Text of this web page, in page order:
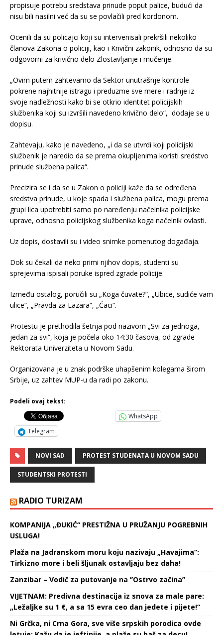
propisuje potrebu sredstava prinude poput palice, budući da
nisu bili nasilni već da su se povlačili pred kordonom.
Ocenili da su policajci koji su intervenisali prekršili nekoliko
članova Zakona o policiji, kao i Krivični zakonik, odnosno da su
odgovorni za krivično delo Zlostavljanje i mučenje.
„Ovim putem zahtevamo da Sektor unutrašnje kontrole
pokrene najhitnije istragu i preduzme sve mere i radnje iz
svoje nadležnosti kako bi se otkrio identitet policijskih
službenika koji su izvršili navedeno krivično delo“, dodaje se u
dopisu.
Zahtevaju, kako je navedeno, „i da se utvrdi koji policijski
službenik je naredio da se prema okupljenima koristi sredstvo
prinude službena palica“.
Precizira se i da se u Zakon o policiji kaže da se određena
sredstva prinude, u koje spada i službena palica, mogu prema
grupi lica upotrebiti samo po naređenju načelnika policijske
uprave, odnosno policijskog službenika koga načelnik ovlasti.
Uz dopis, dostavili su i video snimke pomenutog događaja.
Dok su čekali da neko primi njihov dopis, studenti su
sprejevima ispisali poruke ispred zgrade policije.
Između ostalog, poručili su „Koga čuvate?“, „Ubice, sudiće vam
ulice“, „Pravda za Lazara“, „Ćaci“.
Protestu je prethodila šetnja pod nazivom „Svi za jednoga,
jedan za svi“, koja je počela oko 14:30 časova, od zgrade
Rektorata Univerziteta u Novom Sadu.
Organizovana je u znak podrške uhapšenim kolegama širom
Srbije, uz zahtev MUP-u da radi po zakonu.
Podeli ovaj tekst:
WhatsApp
Telegram
NOVI SAD PROTEST STUDENATA U NOVOM SADU
STUDENTSKI PROTESTI
RADIO TURIZAM
KOMPANIJA „ĐUKIĆ“ PRESTIŽNA U PRUŽANJU POGREBNIH
USLUGA!
Plaža na Jadranskom moru koju nazivaju „Havajima“:
Tirkizno more i beli šljunak ostavljaju bez daha!
Zanzibar – Vodič za putovanje na ’’Ostrvo začina’’
VIJETNAM: Predivna destinacija iz snova za male pare:
„Ležaljke su 1 €, a sa 15 evra ceo dan jedete i pijete!“
Ni Grčka, ni Crna Gora, sve više srpskih porodica ovde